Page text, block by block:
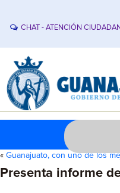
CHAT - ATENCIÓN
« Guanajuato, con uno de los
Presenta informe